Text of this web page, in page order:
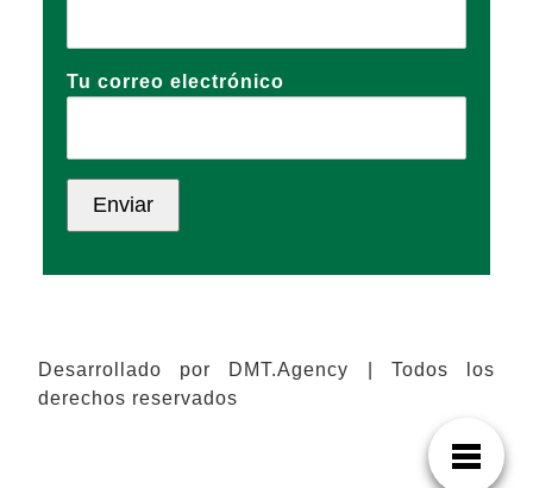
Tu correo electrónico
Desarrollado por DMT.Agency | Todos los
derechos reservados